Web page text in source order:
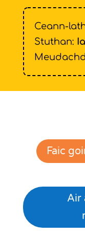
Ceann-
Stuthan:
Faic
Air